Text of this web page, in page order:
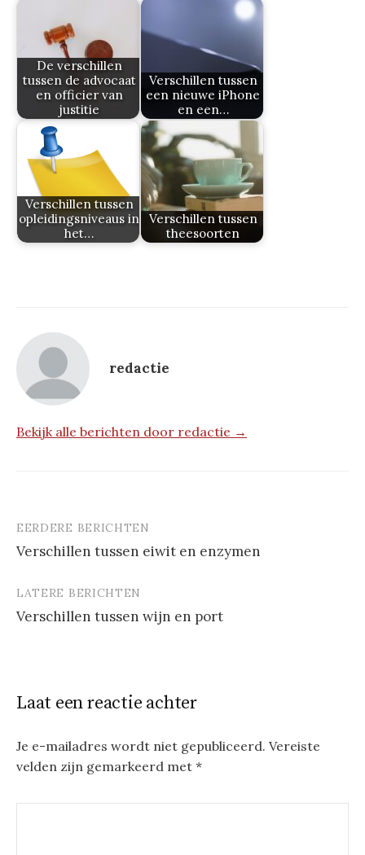
De verschillen
tussen de advocaat
en officier van
justitie
Verschillen tussen
een nieuwe iPhone
en een…
Verschillen tussen
opleidingsniveaus in
het…
Verschillen tussen
theesoorten
redactie
Bekijk alle berichten door redactie →
Berichtnavigatie
EERDERE BERICHTEN
Verschillen tussen eiwit en enzymen
LATERE BERICHTEN
Verschillen tussen wijn en port
Laat een reactie achter
Je e-mailadres wordt niet gepubliceerd. Vereiste
velden zijn gemarkeerd met *